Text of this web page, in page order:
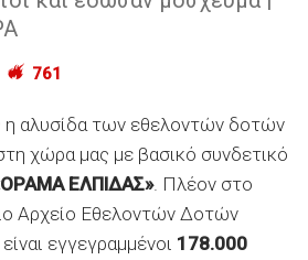
761
η αλυσίδα των εθελοντών δοτών
χώρα μας με βασικό συνδετικό
ΕΛΠΙΔΑΣ». Πλέον στο
Αρχείο Εθελοντών Δοτών
εγγεγραμμένοι 178.000